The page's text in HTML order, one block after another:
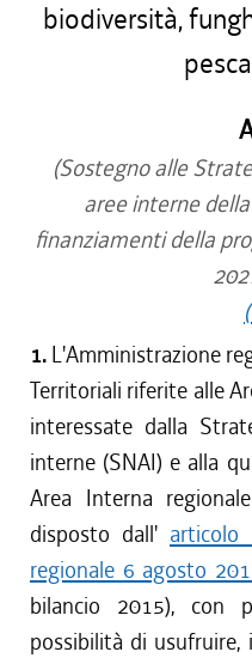
biodiversità,
(Sostegno alle
aree interne
finanziamenti della
1. L'Amministrazione
Territoriali riferite alle
interessate dalla
interne (SNAI) e alla
Area Interna
disposto dall' articolo
regionale 6 agosto
bilancio 2015), con
possibilità di